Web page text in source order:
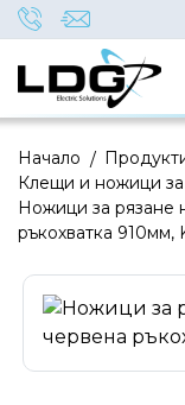
/
Начало
Клещи и ножици
Ножици за рязане
ръкохватка 910мм,